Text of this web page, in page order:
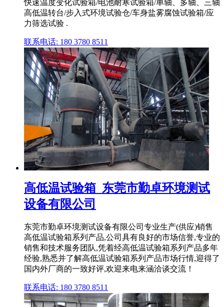
快速温度变化试验箱/电池耐寒试验箱/单轴、多轴、三轴
高低温转台/步入式环境试验仓/车身盐雾腐蚀试验箱/应
力筛选试验 .
联系电话: 180 3780 8511
高低温试验箱_东莞市勤卓环境测试
设备有限公司
东莞市勤卓环境测试设备有限公司专业生产(供应)销售
高低温试验箱系列产品,公司具有良好的市场信誉,专业的
销售和技术服务团队,凭着经高低温试验箱系列产品多年
经验,熟悉并了解高低温试验箱系列产品市场行情,迎得了
国内外厂商的一致好评,欢迎来电来涵洽谈交流！
联系电话: 180 3780 8511